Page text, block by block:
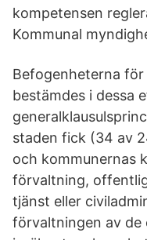
kompetensen
Kommunal
Befogenheterna
bestämdes i dessa
staden fick (34 av
och kommunernas
förvaltning,
tjänst eller
förvaltningen av